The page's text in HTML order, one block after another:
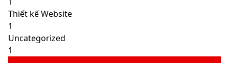
Thiết kế Website
1
Uncategorized
1